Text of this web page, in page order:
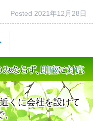
Posted 2021年12月28日
くに会社を設けて
、